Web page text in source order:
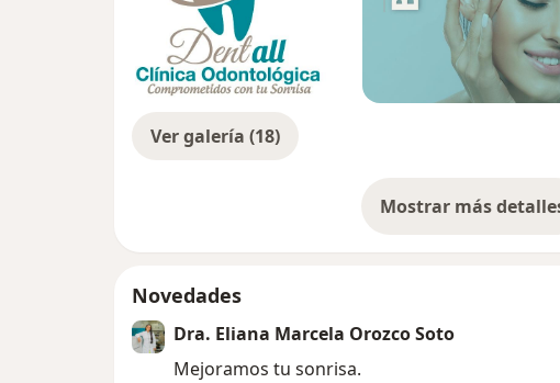
Ver galería (18)
Mostrar mássobre la
Novedades
Dra. Eliana Marcela Orozco Soto
Mejoramos tu sonrisa.